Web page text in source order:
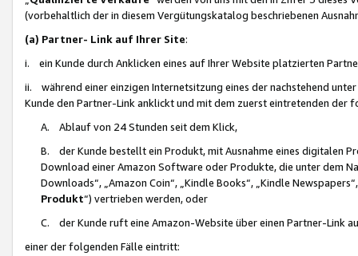
(vorbehaltlich der in diesem Vergütungskatalog beschriebenen
(a) Partner- Link auf Ihrer Site:
i. ein Kunde durch Anklicken eines auf Ihrer Website platzierten
ii. während einer einzigen Internetsitzung eines der nachstehend
Kunde den Partner-Link anklickt und mit dem zuerst eintretenden der
A. Ablauf von 24 Stunden seit dem Klick,
B. der Kunde bestellt ein Produkt, mit Ausnahme eines digitalen
Download einer Amazon Software oder Produkte, die unter dem
Downloads“, „Amazon Coin“, „Kindle Books“, „Kindle
Produkt“) vertrieben werden, oder
C. der Kunde ruft eine Amazon-Website über einen Partner-Link
einer der folgenden Fälle eintritt: